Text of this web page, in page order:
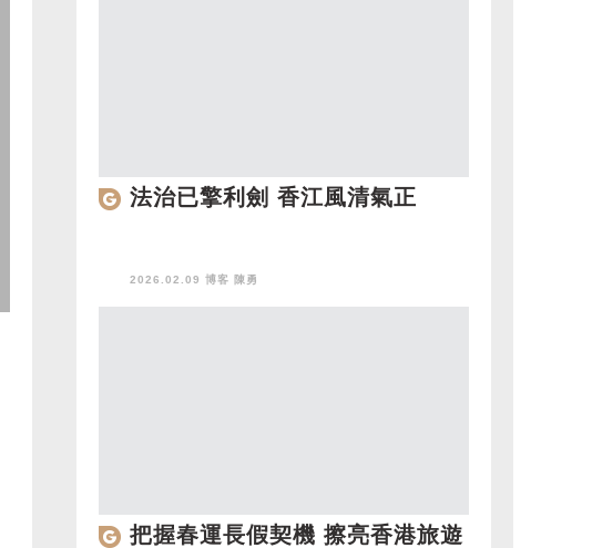
法治已擎利劍 香江風清氣正
2026.02.09 博客 陳勇
把握春運長假契機 擦亮香港旅遊